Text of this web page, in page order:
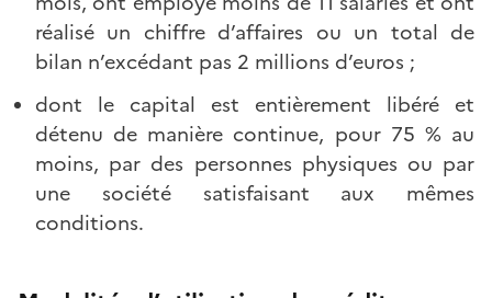
réalisé un chiffre d’affaires ou un total de
bilan n’excédant pas 2 millions d’euros ;
dont le capital est entièrement libéré et
détenu de manière continue, pour 75 % au
moins, par des personnes physiques ou par
une société satisfaisant aux mêmes
conditions.